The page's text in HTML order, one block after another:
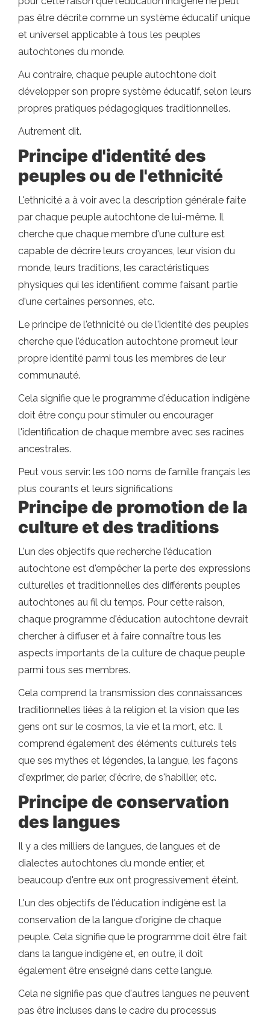
pas être décrite comme un système éducatif unique
et universel applicable à tous les peuples
autochtones du monde.
Au contraire, chaque peuple autochtone doit
développer son propre système éducatif, selon leurs
propres pratiques pédagogiques traditionnelles.
Autrement dit.
Principe d'identité des
peuples ou de l'ethnicité
L'ethnicité a à voir avec la description générale faite
par chaque peuple autochtone de lui-même. Il
cherche que chaque membre d'une culture est
capable de décrire leurs croyances, leur vision du
monde, leurs traditions, les caractéristiques
physiques qui les identifient comme faisant partie
d'une certaines personnes, etc.
Le principe de l'ethnicité ou de l'identité des peuples
cherche que l'éducation autochtone promeut leur
propre identité parmi tous les membres de leur
communauté.
Cela signifie que le programme d'éducation indigène
doit être conçu pour stimuler ou encourager
l'identification de chaque membre avec ses racines
ancestrales.
Peut vous servir: les 100 noms de famille français les
plus courants et leurs significations
Principe de promotion de la
culture et des traditions
L'un des objectifs que recherche l'éducation
autochtone est d'empêcher la perte des expressions
culturelles et traditionnelles des différents peuples
autochtones au fil du temps. Pour cette raison,
chaque programme d'éducation autochtone devrait
chercher à diffuser et à faire connaître tous les
aspects importants de la culture de chaque peuple
parmi tous ses membres.
Cela comprend la transmission des connaissances
traditionnelles liées à la religion et la vision que les
gens ont sur le cosmos, la vie et la mort, etc. Il
comprend également des éléments culturels tels
que ses mythes et légendes, la langue, les façons
d'exprimer, de parler, d'écrire, de s'habiller, etc.
Principe de conservation
des langues
Il y a des milliers de langues, de langues et de
dialectes autochtones du monde entier, et
beaucoup d'entre eux ont progressivement éteint.
L'un des objectifs de l'éducation indigène est la
conservation de la langue d'origine de chaque
peuple. Cela signifie que le programme doit être fait
dans la langue indigène et, en outre, il doit
également être enseigné dans cette langue.
Cela ne signifie pas que d'autres langues ne peuvent
pas être incluses dans le cadre du processus